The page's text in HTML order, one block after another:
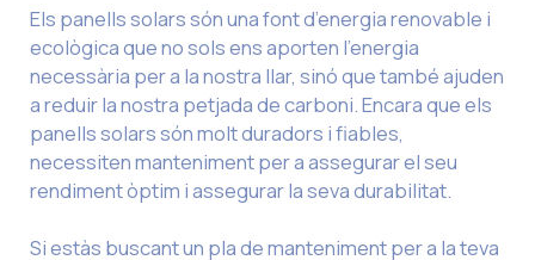
Els panells solars són una font d’energia renovable i
ecològica que no sols ens aporten l’energia
necessària per a la nostra llar, sinó que també ajuden
a reduir la nostra petjada de carboni. Encara que els
panells solars són molt duradors i fiables,
necessiten manteniment per a assegurar el seu
rendiment òptim i assegurar la seva durabilitat.
Si estàs buscant un pla de manteniment per a la teva